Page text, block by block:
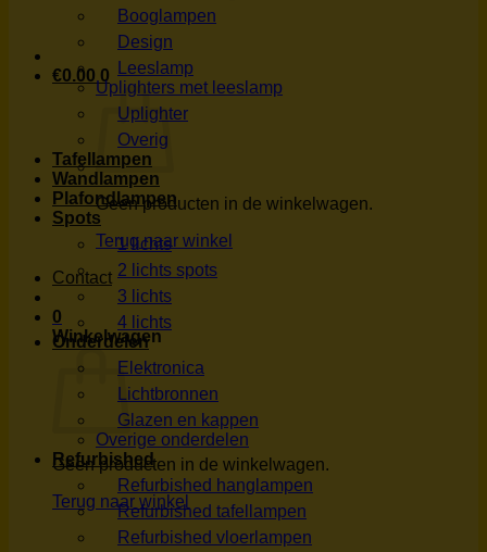
€0.00 0
Geen producten in de winkelwagen.
Terug naar winkel
Contact
0
Winkelwagen
Geen producten in de winkelwagen.
Terug naar winkel
Booglampen
Design
Leeslamp
Uplighters met leeslamp
Uplighter
Overig
Tafellampen
Wandlampen
Plafondlampen
Spots
1 lichts
2 lichts spots
3 lichts
4 lichts
Onderdelen
Elektronica
Lichtbronnen
Glazen en kappen
Overige onderdelen
Refurbished
Refurbished hanglampen
Refurbished tafellampen
Refurbished vloerlampen